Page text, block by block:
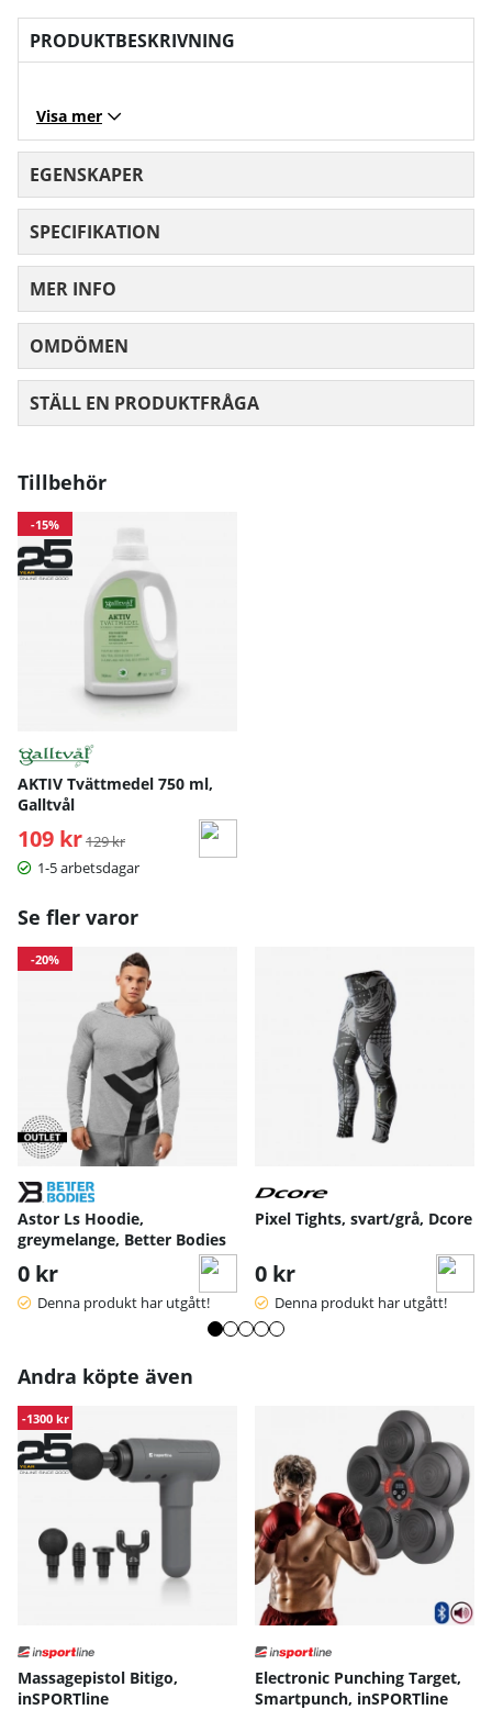
PRODUKTBESKRIVNING
Visa mer
EGENSKAPER
SPECIFIKATION
MER INFO
OMDÖMEN
STÄLL EN PRODUKTFRÅGA
Tillbehör
-15%
AKTIV Tvättmedel 750 ml,
Galltvål
109 kr Ordinarie pris:
129 kr
1-5 arbetsdagar
Se fler varor
-20%
Astor Ls Hoodie,
greymelange, Better Bodies
0 kr
Denna produkt har utgått!
Pixel Tights, svart/grå, Dcore
0 kr
Denna produkt har utgått!
Andra köpte även
-1300 kr
Massagepistol Bitigo,
inSPORTline
Electronic Punching Target,
Smartpunch, inSPORTline